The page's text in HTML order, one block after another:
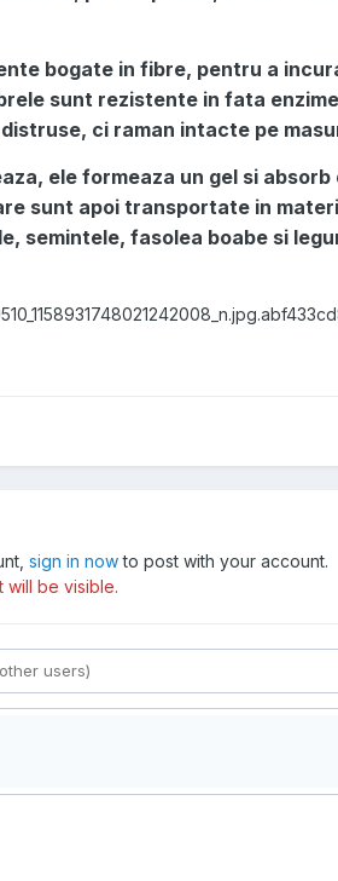
bogate in fibre, pentru a
sunt rezistente in fata
ci raman intacte pe
ele formeaza un gel si
sunt apoi transportate in
semintele, fasolea boabe si
sign in nowto post with your account.
will be visible.